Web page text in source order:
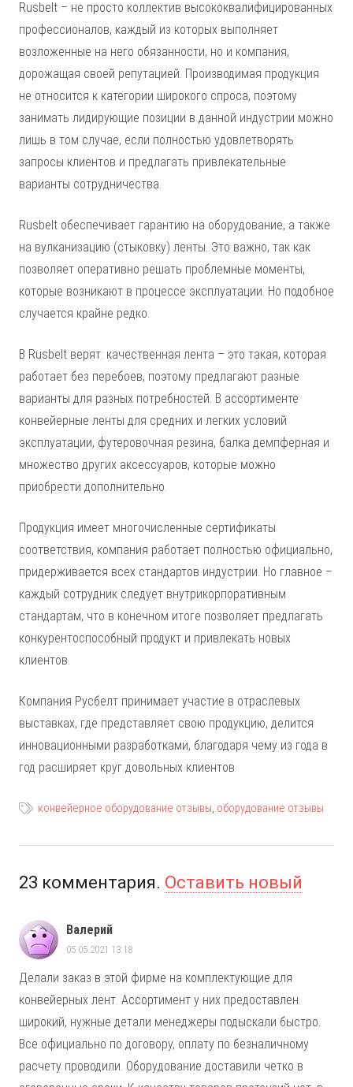
Rusbelt – не просто коллектив высококвалифицированных
профессионалов, каждый из которых выполняет
возложенные на него обязанности, но и компания,
дорожащая своей репутацией. Производимая продукция
не относится к категории широкого спроса, поэтому
занимать лидирующие позиции в данной индустрии можно
лишь в том случае, если полностью удовлетворять
запросы клиентов и предлагать привлекательные
варианты сотрудничества.
Rusbelt обеспечивает гарантию на оборудование, а также
на вулканизацию (стыковку) ленты. Это важно, так как
позволяет оперативно решать проблемные моменты,
которые возникают в процессе эксплуатации. Но подобное
случается крайне редко.
В Rusbelt верят: качественная лента – это такая, которая
работает без перебоев, поэтому предлагают разные
варианты для разных потребностей. В ассортименте
конвейерные ленты для средних и легких условий
эксплуатации, футеровочная резина, балка демпферная и
множество других аксессуаров, которые можно
приобрести дополнительно.
Продукция имеет многочисленные сертификаты
соответствия, компания работает полностью официально,
придерживается всех стандартов индустрии. Но главное –
каждый сотрудник следует внутрикорпоративным
стандартам, что в конечном итоге позволяет предлагать
конкурентоспособный продукт и привлекать новых
клиентов.
Компания Русбелт принимает участие в отраслевых
выставках, где представляет свою продукцию, делится
инновационными разработками, благодаря чему из года в
год расширяет круг довольных клиентов
конвейерное оборудование отзывы, оборудование отзывы
23 комментария. Оставить новый
Валерий
05.05.2021 13:18
Делали заказ в этой фирме на комплектующие для
конвейерных лент. Ассортимент у них предоставлен
широкий, нужные детали менеджеры подыскали быстро.
Все официально по договору, оплату по безналичному
расчету проводили. Оборудование доставили четко в